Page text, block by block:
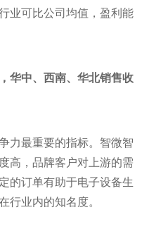
业可比公司均值，盈利能
华中、西南、华北销售收
力最重要的指标。智微智
高，品牌客户对上游的需
的订单有助于电子设备生
行业内的知名度。